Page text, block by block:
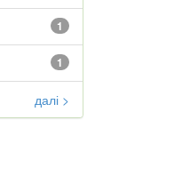
1
1
далі >